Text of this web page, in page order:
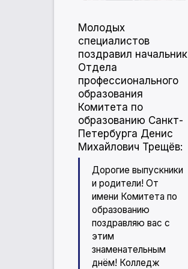
Молодых
специалистов
поздравил начальник
Отдела
профессионального
образования
Комитета по
образованию Санкт-
Петербурга Денис
Михайлович Трещёв:
Дорогие выпускники
и родители! От
имени Комитета по
образованию
поздравляю вас с
этим
знаменательным
днём! Колледж